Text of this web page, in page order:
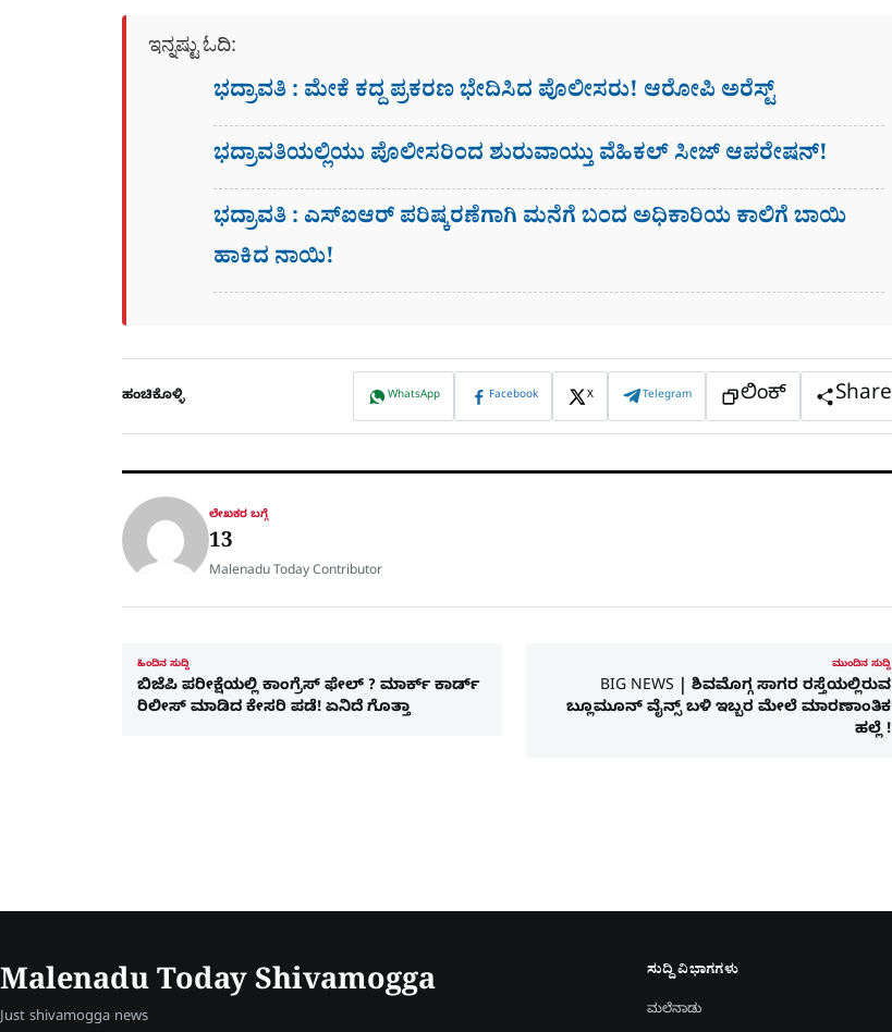
ಇನ್ನಷ್ಟು ಓದಿ:
ಭದ್ರಾವತಿ : ಮೇಕೆ ಕದ್ದ ಪ್ರಕರಣ ಭೇದಿಸಿದ ಪೊಲೀಸರು! ಆರೋಪಿ ಅರೆಸ್ಟ್​
ಭದ್ರಾವತಿಯಲ್ಲಿಯು ಪೊಲೀಸರಿಂದ ಶುರುವಾಯ್ತು ವೆಹಿಕಲ್ ಸೀಜ್ ಆಪರೇಷನ್!
ಭದ್ರಾವತಿ : ಎಸ್​ಐಆರ್​ ಪರಿಷ್ಕರಣೆಗಾಗಿ ಮನೆಗೆ ಬಂದ ಅಧಿಕಾರಿಯ ಕಾಲಿಗೆ ಬಾಯಿ
ಹಾಕಿದ ನಾಯಿ!
ಹಂಚಿಕೊಳ್ಳಿ WhatsApp Facebook X Telegram ಲಿಂಕ್ Share
ಲೇಖಕರ ಬಗ್ಗೆ
13
Malenadu Today Contributor
ಹಿಂದಿನ ಸುದ್ದಿ
ಬಿಜೆಪಿ ಪರೀಕ್ಷೆಯಲ್ಲಿ ಕಾಂಗ್ರೆಸ್‌ ಫೇಲ್‌ ? ಮಾರ್ಕ್‌ ಕಾರ್ಡ್‌
ರಿಲೀಸ್‌ ಮಾಡಿದ ಕೇಸರಿ ಪಡೆ! ಏನಿದೆ ಗೊತ್ತಾ
ಮುಂದಿನ ಸುದ್ದಿ
BIG NEWS | ಶಿವಮೊಗ್ಗ ಸಾಗರ ರಸ್ತೆಯಲ್ಲಿರುವ
ಬ್ಲೂಮೂನ್‌ ವೈನ್ಸ್‌ ಬಳಿ ಇಬ್ಬರ ಮೇಲೆ ಮಾರಣಾಂತಿಕ
ಹಲ್ಲೆ !
Malenadu Today Shivamogga
Just shivamogga news
ಸುದ್ದಿ ವಿಭಾಗಗಳು
ಮಲೆನಾಡು